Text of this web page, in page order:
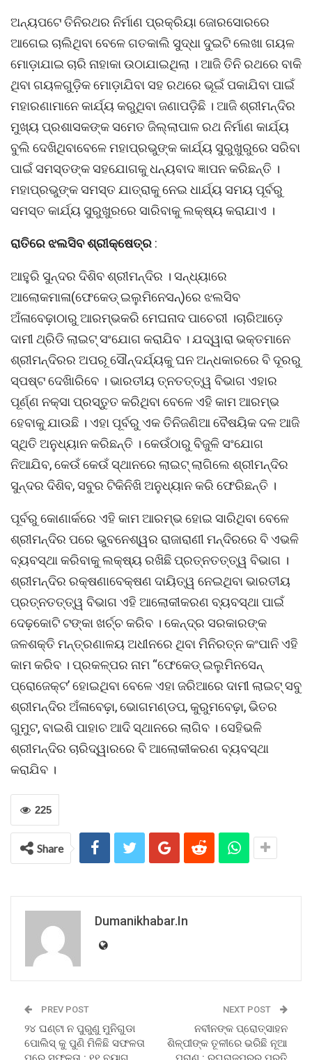
ଅନ୍ୟପଟେ ତିନିରଥର ନିର୍ମାଣ ପ୍ରକ୍ରିୟା ଜୋରସୋରରେ
ଆଗେଇ ଚାଲିଥିବା ବେଳେ ଗତକାଲି ସୁଦ୍ଧା ଦୁଇଟି ଲେଖା ଗୟଳ
ମୋଡ଼ାଯାଇ ଚାରି ନାହାକା ଉଠାଯାଇଥିଲା । ଆଜି ତିନି ରଥରେ ବାକି
ଥିବା ଗୟଳଗୁଡ଼ିକ ମୋଡ଼ାଯିବା ସହ ରଥରେ ଭୂଇଁ ପକାଯିବା ପାଇଁ
ମହାରଣାମାନେ କାର୍ଯ୍ୟ କରୁଥିବା ଜଣାପଡ଼ିଛି । ଆଜି ଶ୍ରୀମନ୍ଦିର
ମୁଖ୍ୟ ପ୍ରଶାସକଙ୍କ ସମେତ ଜିଲ୍ଲାପାଳ ରଥ ନିର୍ମାଣ କାର୍ଯ୍ୟ
ବୁଲି ଦେଖିଥିବାବେଳେ ମହାପ୍ରଭୁଙ୍କ କାର୍ଯ୍ୟ ସୁରୁଖୁରୁରେ ସରିବା
ପାଇଁ ସମସ୍ତଙ୍କ ସହଯୋଗକୁ ଧନ୍ୟବାଦ ଜ୍ଞାପନ କରିଛନ୍ତି ।
ମହାପ୍ରଭୁଙ୍କ ସମସ୍ତ ଯାତ୍ରାକୁ ନେଇ ଧାର୍ଯ୍ୟ ସମୟ ପୂର୍ବରୁ
ସମସ୍ତ କାର୍ଯ୍ୟ ସୁରୁଖୁରରେ ସାରିବାକୁ ଲକ୍ଷ୍ୟ କରାଯାଏ ।
ରାତିରେ ଝଲସିବ ଶ୍ରୀକ୍ଷେତ୍ର :
ଆହୁରି ସୁନ୍ଦର ଦିଶିବ ଶ୍ରୀମନ୍ଦିର । ସନ୍ଧ୍ୟାରେ
ଆଲୋକମାଳା(ଫେକେଡ୍ ଇଲୁମିନେସନ୍)ରେ ଝଲସିବ
ଅଁଳାବେଢ଼ାଠାରୁ ଆରମ୍ଭକରି ମେଘନାଦ ପାଚେରୀ ।ଚାରିଆଡ଼େ
ଦାମୀ ଥ୍ରିଡି ଲାଇଟ୍ ସଂଯୋଗ କରାଯିବ । ଯଦ୍ୱାରା ଭକ୍ତମାନେ
ଶ୍ରୀମନ୍ଦିରର ଅପରୂ ସୌନ୍ଦର୍ଯ୍ୟକୁ ଘନ ଅନ୍ଧକାରରେ ବି ଦୂରରୁ
ସ୍ପଷ୍ଟ ଦେଖିାରିବେ । ଭାରତୀୟ ତ୍ନତତ୍ତ୍ୱ ବିଭାଗ ଏହାର
ପୂର୍ଣ୍ଣ ନକ୍ସା ପ୍ରସ୍ତୁତ କରିଥିବା ବେଳେ ଏହି କାମ ଆରମ୍ଭ
ହେବାକୁ ଯାଉଛି । ଏହା ପୂର୍ବରୁ ଏକ ତିନିଜଣିଆ ବୈଷୟିକ ଦଳ ଆଜି
ସ୍ଥିତି ଅନୁଧ୍ୟାନ କରିଛନ୍ତି । କେଉଁଠାରୁ ବିଜୁଳି ସଂଯୋଗ
ନିଆଯିବ, କେଉଁ କେଉଁ ସ୍ଥାନରେ ଲାଇଟ୍ ଲାଗିଲେ ଶ୍ରୀମନ୍ଦିର
ସୁନ୍ଦର ଦିଶିବ, ସବୁର ଟିକିନିଖି ଅନୁଧ୍ୟାନ କରି ଫେରିଛନ୍ତି ।
ପୂର୍ବରୁ କୋଣାର୍କରେ ଏହି କାମ ଆରମ୍ଭ ହୋଇ ସାରିଥିବା ବେଳେ
ଶ୍ରୀମନ୍ଦିର ପରେ ଭୁବନେଶ୍ୱର ରାଜାରାଣୀ ମନ୍ଦିରରେ ବି ଏଭଳି
ବ୍ୟବସ୍ଥା କରିବାକୁ ଲକ୍ଷ୍ୟ ରଖିଛି ପ୍ରତ୍ନତତ୍ତ୍ୱ ବିଭାଗ ।
ଶ୍ରୀମନ୍ଦିର ରକ୍ଷଣାବେକ୍ଷଣ ଦାୟିତ୍ୱ ନେଇଥିବା ଭାରତୀୟ
ପ୍ରତ୍ନତତ୍ତ୍ୱ ବିଭାଗ ଏହି ଆଲୋକୀକରଣ ବ୍ୟବସ୍ଥା ପାଇଁ
ଦେଢ଼କୋଟି ଟଙ୍କା ଖର୍ଚ୍ଚ କରିବ । କେନ୍ଦ୍ର ସରକାରଙ୍କ
ଜଳଶକ୍ତି ମନ୍ତ୍ରଣାଳୟ ଅଧୀନରେ ଥିବା ମିନିରତ୍ନ କଂପାନି ଏହି
କାମ କରିବ । ପ୍ରକଳ୍ପର ନାମ “ଫେକେଡ୍ ଇଲୁମିନସେନ୍
ପ୍ରୋଜେକ୍ଟ’ ହୋଇଥିବା ବେଳେ ଏହା ଜରିଆରେ ଦାମୀ ଲାଇଟ୍ ସବୁ
ଶ୍ରୀମନ୍ଦିର ଅଁଳାବେଢ଼ା, ଭୋଗମଣ୍ଡପ, କୁରୁମବେଢ଼ା, ଭିତର
ଗୁମୁଟ, ବାଇଶି ପାହାଚ ଆଦି ସ୍ଥାନରେ ଲାଗିବ । ସେହିଭଳି
ଶ୍ରୀମନ୍ଦିର ଚାରିଦ୍ୱାରରେ ବି ଆଲୋକୀକରଣ ବ୍ୟବସ୍ଥା
କରାଯିବ ।
225
Share
Dumanikhabar.in
PREV POST
୨୪ ଘଣ୍ଟା ନ ପୁରୁଣୁ ମୁନିଗୁଡା
ପୋଲିସ୍ କୁ ପୁଣି ମିଳିଛି ସଫଳତା
NEXT POST
ନବୀନଙ୍କ ପ୍ରୋତ୍ସାହନ
ଶିଳ୍ପୀଙ୍କ ତୂଳୀରେ ଭରିଛି ନୂଆ